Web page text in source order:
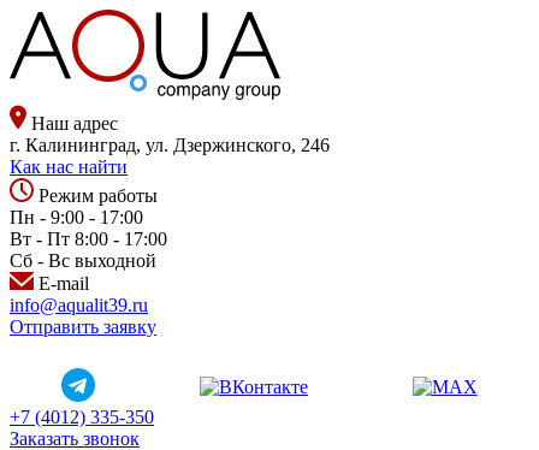
Наш адрес
г. Калининград, ул. Дзержинского, 246
Как нас найти
Режим работы
Пн - 9:00 - 17:00
Вт - Пт 8:00 - 17:00
Сб - Вс выходной
E-mail
info@aqualit39.ru
Отправить заявку
+7 (4012) 335-350
Заказать звонок